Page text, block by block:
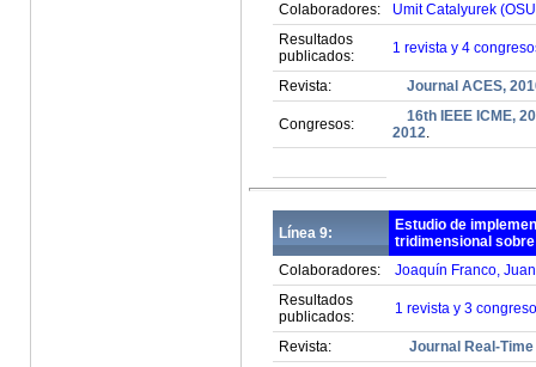
Colaboradores:
Umit Catalyurek
Resultados
publicados:
1 revista y 4
Revista: Journal ACES,
Congresos:
16th IEEE ICME,
2012.
Línea 9:
Estudio de
tridimensional
Colaboradores:
Joaquín Franco,
Resultados
publicados:
1 revista y 3
Revista:
Journal Real-